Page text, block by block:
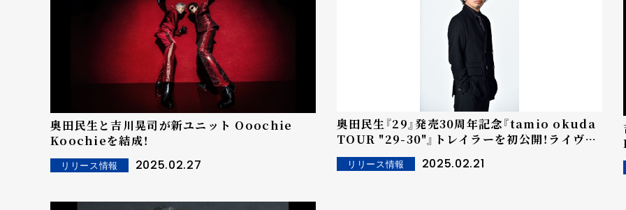
奥田民生と吉川晃司が新ユニット Ooochie
Koochieを結成！
リリース情報 2025.02.27
奥田民生『29』発売30周年記念『tamio okuda
TOUR "29-30"』トレイラーを初公開！ライヴ・
フィルム劇場来場者全員にプレゼントも決定！3
月8日には板屋宏幸監督も登壇！2月20日18時よ
リリース情報 2025.02.21